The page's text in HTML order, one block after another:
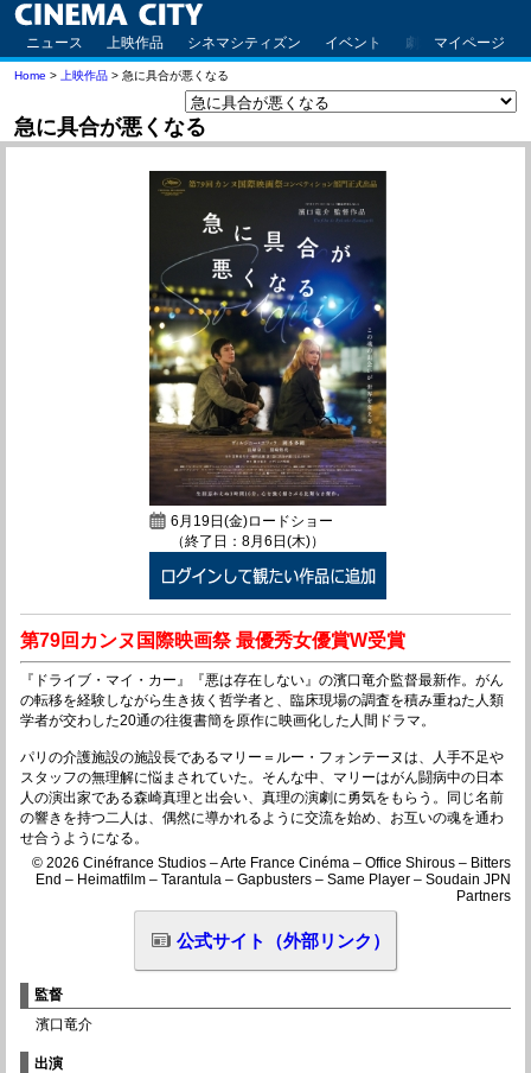
ニュース 上映作品 シネマシティズン イベント 劇場案内 アク
マイページ
Home > 上映作品 > 急に具合が悪くなる
急に具合が悪くなる
6月19日(金)ロードショー
（終了日：8月6日(木)）
第79回カンヌ国際映画祭 最優秀女優賞W受賞
『ドライブ・マイ・カー』『悪は存在しない』の濱口竜介監督最新作。がん
の転移を経験しながら生き抜く哲学者と、臨床現場の調査を積み重ねた人類
学者が交わした20通の往復書簡を原作に映画化した人間ドラマ。
パリの介護施設の施設長であるマリー＝ルー・フォンテーヌは、人手不足や
スタッフの無理解に悩まされていた。そんな中、マリーはがん闘病中の日本
人の演出家である森崎真理と出会い、真理の演劇に勇気をもらう。同じ名前
の響きを持つ二人は、偶然に導かれるように交流を始め、お互いの魂を通わ
せ合うようになる。
© 2026 Cinéfrance Studios – Arte France Cinéma – Office Shirous – Bitters
End – Heimatfilm – Tarantula – Gapbusters – Same Player – Soudain JPN
Partners
公式サイト（外部リンク）
監督
濱口竜介
出演